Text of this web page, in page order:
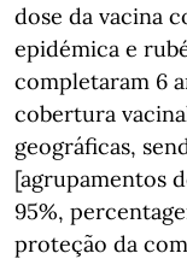
dose da vacina
epidémica e
completaram 6
cobertura
geográficas,
[agrupamentos
95%,
proteção da